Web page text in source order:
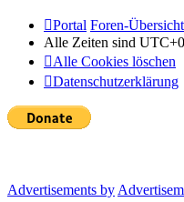
Portal Foren-Übersicht
Alle Zeiten sind
Alle Cookies löschen
Datenschutzerklärung
Advertisements by